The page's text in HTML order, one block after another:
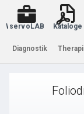
Warenkorb
servoLAB Kataloge
Diagnostik